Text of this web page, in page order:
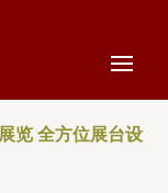
览 全方位展台设